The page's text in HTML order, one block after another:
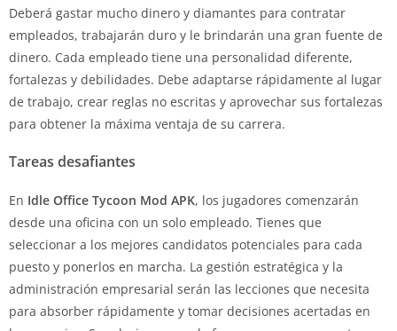
Deberá gastar mucho dinero y diamantes para contratar
empleados, trabajarán duro y le brindarán una gran fuente de
dinero. Cada empleado tiene una personalidad diferente,
fortalezas y debilidades. Debe adaptarse rápidamente al lugar
de trabajo, crear reglas no escritas y aprovechar sus fortalezas
para obtener la máxima ventaja de su carrera.
Tareas desafiantes
En Idle Office Tycoon Mod APK, los jugadores comenzarán
desde una oficina con un solo empleado. Tienes que
seleccionar a los mejores candidatos potenciales para cada
puesto y ponerlos en marcha. La gestión estratégica y la
administración empresarial serán las lecciones que necesita
para absorber rápidamente y tomar decisiones acertadas en